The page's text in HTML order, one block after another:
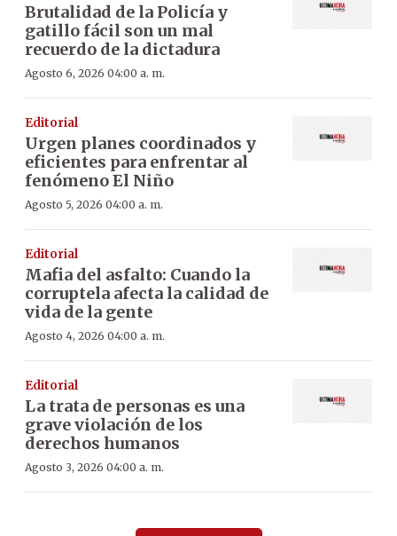
Brutalidad de la Policía y
gatillo fácil son un mal
recuerdo de la dictadura
Agosto 6, 2026 04:00 a. m.
Editorial
Urgen planes coordinados y
eficientes para enfrentar al
fenómeno El Niño
Agosto 5, 2026 04:00 a. m.
Editorial
Mafia del asfalto: Cuando la
corruptela afecta la calidad de
vida de la gente
Agosto 4, 2026 04:00 a. m.
Editorial
La trata de personas es una
grave violación de los
derechos humanos
Agosto 3, 2026 04:00 a. m.